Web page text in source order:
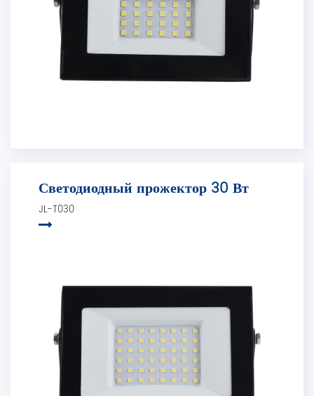
Светодиодный прожектор 30 Вт
JL-T030